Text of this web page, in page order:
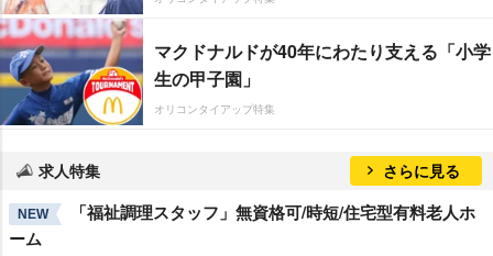
マクドナルドが40年にわたり支える「小学
生の甲子園」
オリコンタイアップ特集
求人特集 さらに見る
NEW
「福祉調理スタッフ」無資格可/時短/住宅型有料老人ホ
ーム